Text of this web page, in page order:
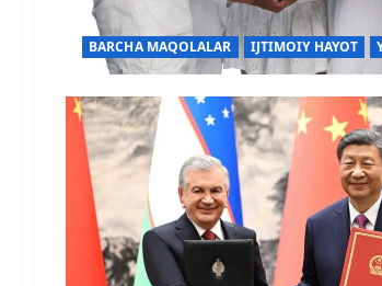
BARCHA MAQOLALAR IJTIMOIY HAYOT